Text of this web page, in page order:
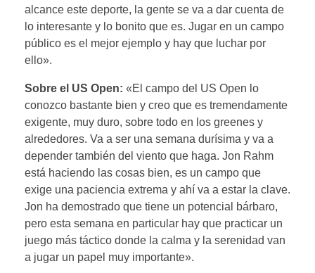
alcance este deporte, la gente se va a dar cuenta de
lo interesante y lo bonito que es. Jugar en un campo
público es el mejor ejemplo y hay que luchar por
ello».
Sobre el US Open: «El campo del US Open lo
conozco bastante bien y creo que es tremendamente
exigente, muy duro, sobre todo en los greenes y
alrededores. Va a ser una semana durísima y va a
depender también del viento que haga. Jon Rahm
está haciendo las cosas bien, es un campo que
exige una paciencia extrema y ahí va a estar la clave.
Jon ha demostrado que tiene un potencial bárbaro,
pero esta semana en particular hay que practicar un
juego más táctico donde la calma y la serenidad van
a jugar un papel muy importante».